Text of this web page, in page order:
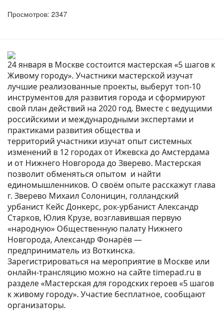
Просмотров: 2347
24 января в Москве состоится мастерская «5 шагов к
Живому городу». Участники мастерской изучат
лучшие реализованные проекты, выберут топ-10
инструментов для развития города и сформируют
свой план действий на 2020 год. Вместе с ведущими
российскими и международными экспертами и
практиками развития общества и
территорий участники изучат опыт системных
изменений в 12 городах от Ижевска до Амстердама
и от Нижнего Новгорода до Зверево. Мастерская
позволит обменяться опытом и найти
единомышленников. О своём опыте расскажут глава
г. Зверево Михаил Солоницин, голландский
урбанист Кейс Донкерс, рок-урбанист Александр
Старков, Юлия Крузе, возглавившая первую
«народную» Общественную палату Нижнего
Новгорода, Александр Фонарёв —
предприниматель из Воткинска.
Зарегистрироваться на мероприятие в Москве или
онлайн-трансляцию можно на сайте timepad.ru в
разделе «Мастерская для городских героев «5 шагов
к живому городу». Участие бесплатное, сообщают
организаторы.